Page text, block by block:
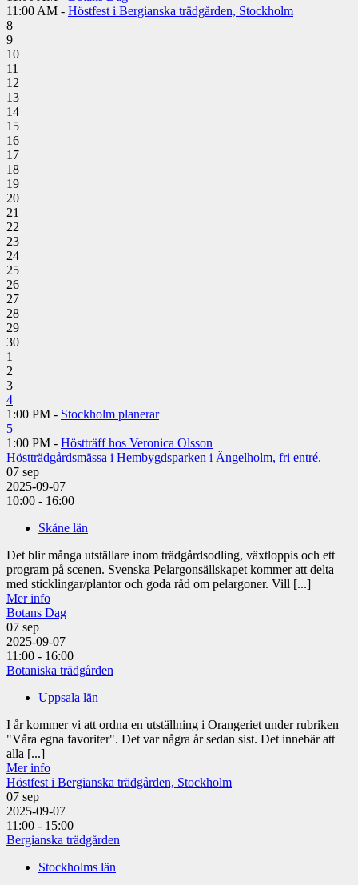
11:00 AM - Höstfest i Bergianska trädgården, Stockholm
8
9
10
11
12
13
14
15
16
17
18
19
20
21
22
23
24
25
26
27
28
29
30
1
2
3
4
1:00 PM - Stockholm planerar
5
1:00 PM - Höstträff hos Veronica Olsson
Höstträdgårdsmässa i Hembygdsparken i Ängelholm, fri entré.
07 sep
2025-09-07
10:00 - 16:00
Skåne län
Det blir många utställare inom trädgårdsodling, växtloppis och ett
program på scenen. Svenska Pelargonsällskapet kommer att delta
med sticklingar/plantor och goda råd om pelargoner. Vill [...]
Mer info
Botans Dag
07 sep
2025-09-07
11:00 - 16:00
Botaniska trädgården
Uppsala län
I år kommer vi att ordna en utställning i Orangeriet under rubriken
"Våra egna favoriter". Det var några år sedan sist. Det innebär att
alla [...]
Mer info
Höstfest i Bergianska trädgården, Stockholm
07 sep
2025-09-07
11:00 - 15:00
Bergianska trädgården
Stockholms län